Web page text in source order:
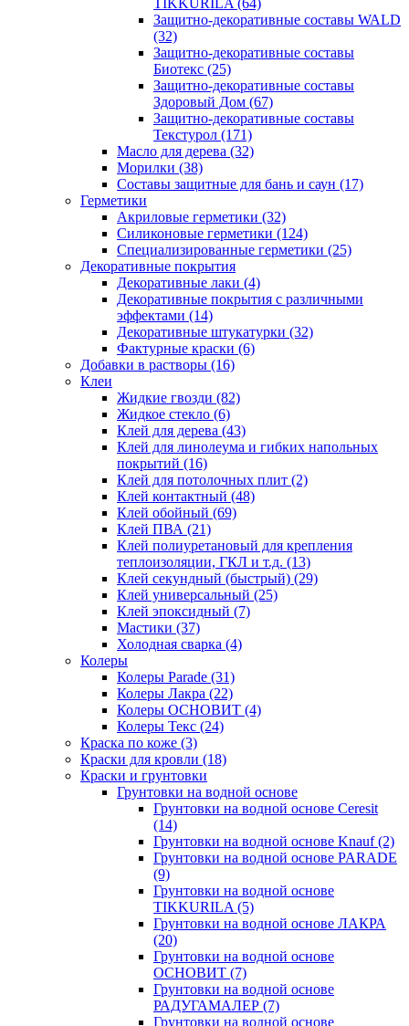
TIKKURILA (64)
Защитно-декоративные составы WALD
(32)
Защитно-декоративные составы
Биотекс (25)
Защитно-декоративные составы
Здоровый Дом (67)
Защитно-декоративные составы
Текстурол (171)
Масло для дерева (32)
Морилки (38)
Составы защитные для бань и саун (17)
Герметики
Акриловые герметики (32)
Силиконовые герметики (124)
Специализированные герметики (25)
Декоративные покрытия
Декоративные лаки (4)
Декоративные покрытия с различными
эффектами (14)
Декоративные штукатурки (32)
Фактурные краски (6)
Добавки в растворы (16)
Клеи
Жидкие гвозди (82)
Жидкое стекло (6)
Клей для дерева (43)
Клей для линолеума и гибких напольных
покрытий (16)
Клей для потолочных плит (2)
Клей контактный (48)
Клей обойный (69)
Клей ПВА (21)
Клей полиуретановый для крепления
теплоизоляции, ГКЛ и т.д. (13)
Клей секундный (быстрый) (29)
Клей универсальный (25)
Клей эпоксидный (7)
Мастики (37)
Холодная сварка (4)
Колеры
Колеры Parade (31)
Колеры Лакра (22)
Колеры ОСНОВИТ (4)
Колеры Текс (24)
Краска по коже (3)
Краски для кровли (18)
Краски и грунтовки
Грунтовки на водной основе
Грунтовки на водной основе Ceresit
(14)
Грунтовки на водной основе Knauf(2)
Грунтовки на водной основе PARADE
(9)
Грунтовки на водной основе
TIKKURILA (5)
Грунтовки на водной основе ЛАКРА
(20)
Грунтовки на водной основе
ОСНОВИТ (7)
Грунтовки на водной основе
РАДУГАМАЛЕР (7)
Грунтовки на водной основе